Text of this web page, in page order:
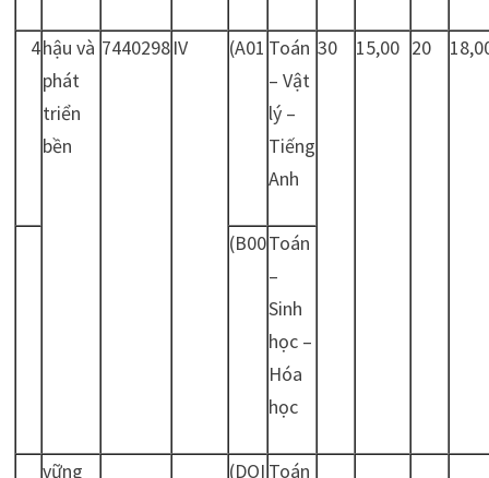
4hậu và
phát
triển
bền
7440298IV (A01 Toán
– Vật
lý –
Tiếng
Anh
30 15,00 20
(B00Toán
–
Sinh
học –
Hóa
học
vững (DOI Toán